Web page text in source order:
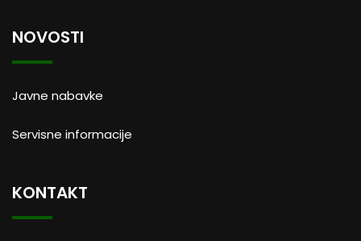
NOVOSTI
Javne nabavke
Servisne informacije
KONTAKT